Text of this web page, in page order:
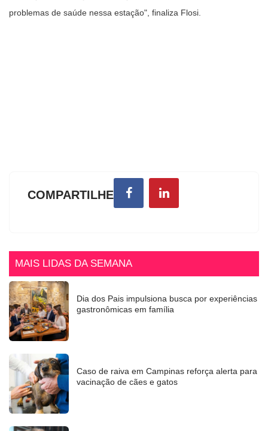
problemas de saúde nessa estação", finaliza Flosi.
COMPARTILHE
MAIS LIDAS DA SEMANA
Dia dos Pais impulsiona busca por experiências
gastronômicas em família
Caso de raiva em Campinas reforça alerta para
vacinação de cães e gatos